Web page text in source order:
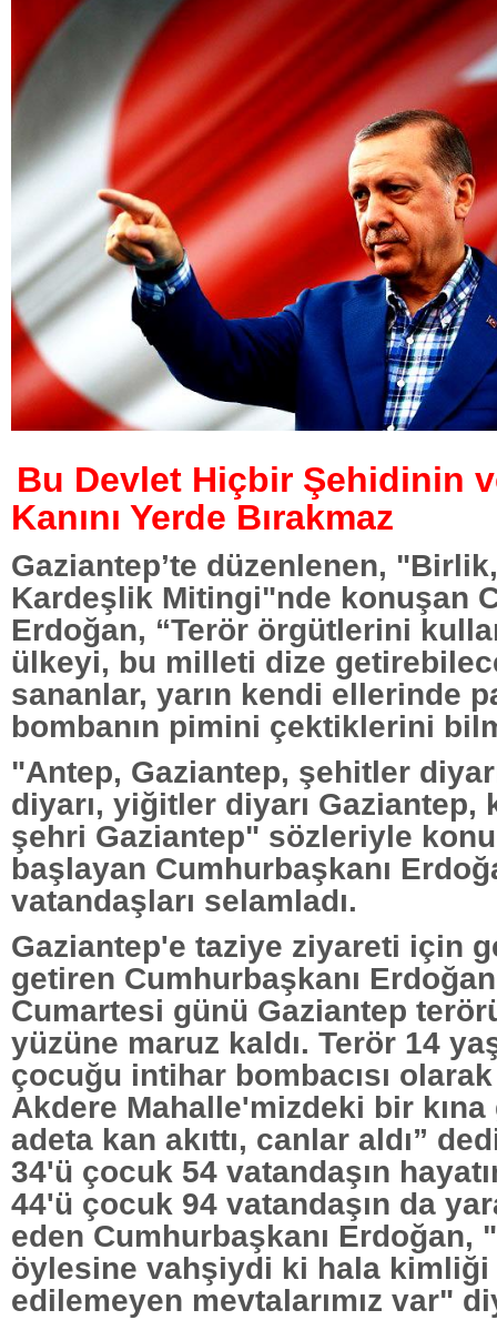
Bu Devlet Hiçbir Şehidinin
Kanını Yerde Bırakmaz
Gaziantep’te düzenlenen,
Kardeşlik Mitingi"nde konuşan
Erdoğan, “Terör örgütlerini
ülkeyi, bu milleti dize
sananlar, yarın kendi ellerinde
bombanın pimini çektiklerini
"Antep, Gaziantep, şehitler
diyarı, yiğitler diyarı Gaziantep,
şehri Gaziantep" sözleriyle
başlayan Cumhurbaşkanı
vatandaşları selamladı.
Gaziantep'e taziye ziyareti için
getiren Cumhurbaşkanı
Cumartesi günü Gaziantep
yüzüne maruz kaldı. Terör 14
çocuğu intihar bombacısı
Akdere Mahalle'mizdeki bir
adeta kan akıttı, canlar aldı”
34'ü çocuk 54 vatandaşın
44'ü çocuk 94 vatandaşın da
eden Cumhurbaşkanı Erdoğan,
öylesine vahşiydi ki hala
edilemeyen mevtalarımız var"